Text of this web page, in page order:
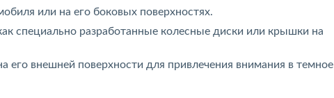
или на его боковых поверхностях.
специально разработанные колесные диски или крышки на
его внешней поверхности для привлечения внимания в темное